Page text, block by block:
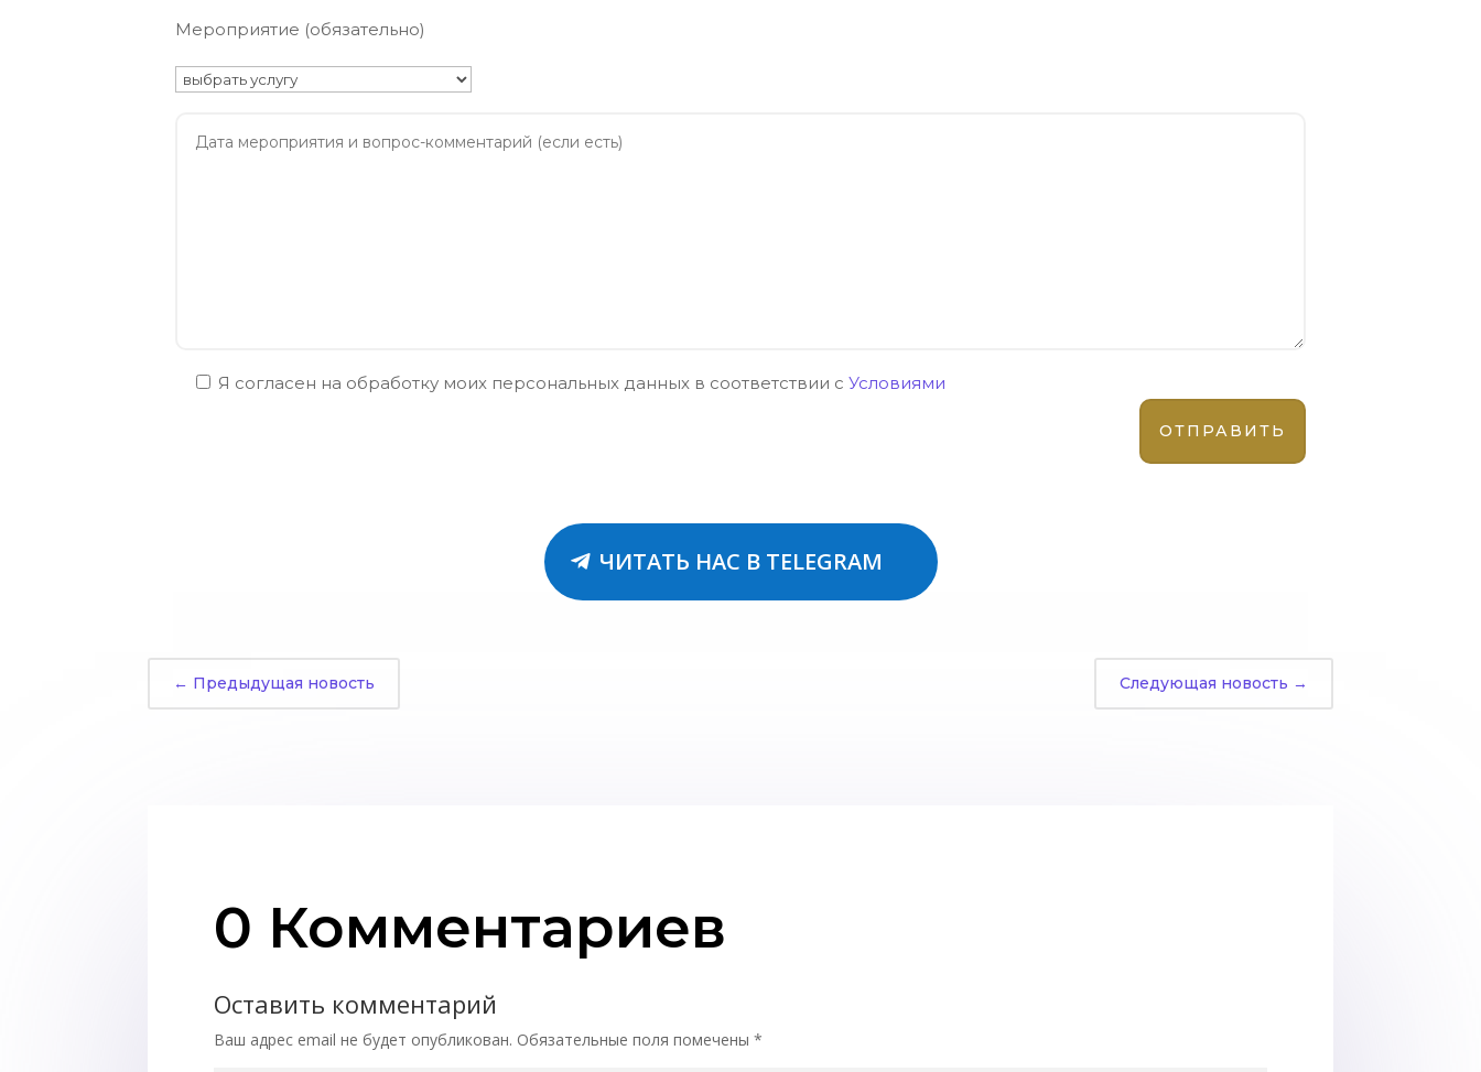
Мероприятие (обязательно)
Я согласен на обработку моих персональных данных в соответствии сУсловиями
ЧИТАТЬ НАС В TELEGRAM
← Предыдущая новость Следующая новость →
0 Комментариев
Оставить комментарий
Ваш адрес email не будет опубликован. Обязательные поля помечены*